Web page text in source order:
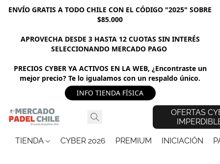
ENVÍO GRATIS A TODO CHILE CON EL CÓDIGO "2025" SOBRE
$85.000
APROVECHA DESDE 3 HASTA 12 CUOTAS SIN INTERÉS
SELECCIONANDO MERCADO PAGO
PRECIOS CYBER YA ACTIVOS EN LA WEB, ¿Encontraste un
mejor precio? Te lo igualamos con un respaldo único.
INFO TIENDA FÍSICA
OFERTAS
TIENDA CYBER 2026 PREMIUM INICIACIÓN